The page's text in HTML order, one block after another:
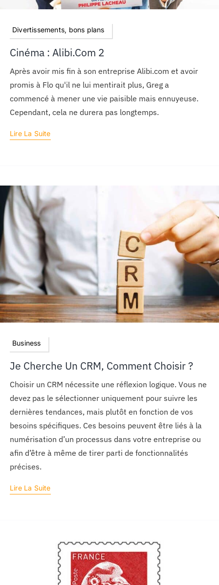
Divertissements, bons plans
Cinéma : Alibi.com 2
Après avoir mis fin à son entreprise Alibi.com et avoir
promis à Flo qu'il ne lui mentirait plus, Greg a
commencé à mener une vie paisible mais ennuyeuse.
Cependant, cela ne durera pas longtemps.
Lire La Suite
Business
Je Cherche Un CRM, Comment Choisir ?
Choisir un CRM nécessite une réflexion logique. Vous ne
devez pas le sélectionner uniquement pour suivre les
dernières tendances, mais plutôt en fonction de vos
besoins spécifiques. Ces besoins peuvent être liés à la
numérisation d’un processus dans votre entreprise ou
afin d’être à même de tirer parti de fonctionnalités
précises.
Lire La Suite